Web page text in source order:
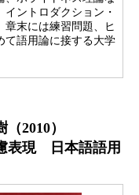
イントロダクション・
章末には練習問題、ヒ
て語用論に接する大学
2010）
表現 日本語語用